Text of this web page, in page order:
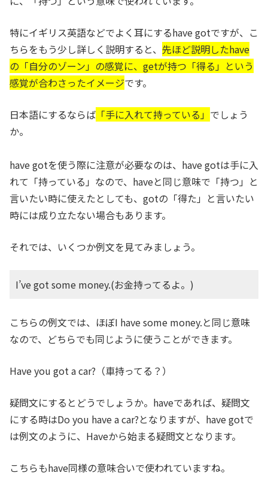
特にイギリス英語などでよく耳にするhave gotですが、こ
ちらをもう少し詳しく説明すると、 先ほど説明したhave
の「自分のゾーン」の感覚に、getが持つ「得る」という
感覚が合わさったイメージです。
日本語にするならば 「手に入れて持っている」 でしょう
か。
have gotを使う際に注意が必要なのは、have gotは手に入
れて「持っている」なので、haveと同じ意味で「持つ」と
言いたい時に使えたとしても、gotの「得た」と言いたい
時には成り立たない場合もあります。
それでは、いくつか例文を見てみましょう。
I’ve got some money.(お金持ってるよ。)
こちらの例文では、ほぼI have some money.と同じ意味
なので、どちらでも同じように使うことができます。
Have you got a car?（車持ってる？）
疑問文にするとどうでしょうか。haveであれば、疑問文
にする時はDo you have a car?となりますが、have gotで
は例文のように、Haveから始まる疑問文となります。
こちらもhave同様の意味合いで使われていますね。